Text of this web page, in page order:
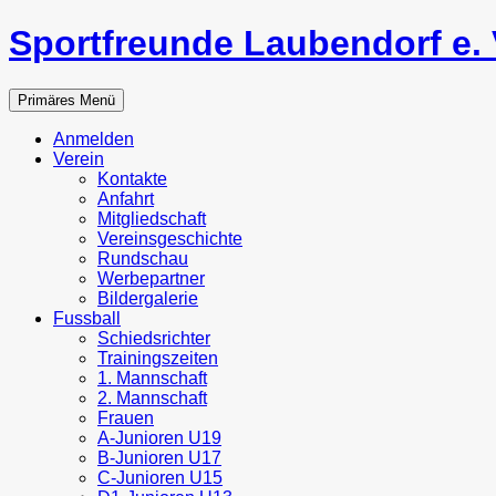
Zum
Inhalt
Sportfreunde Laubendorf e.
Suchen
Primäres Menü
Anmelden
Verein
Kontakte
Anfahrt
Mitgliedschaft
Vereinsgeschichte
Rundschau
Werbepartner
Bildergalerie
Fussball
Schiedsrichter
Trainingszeiten
1. Mannschaft
2. Mannschaft
Frauen
A-Junioren U19
B-Junioren U17
C-Junioren U15